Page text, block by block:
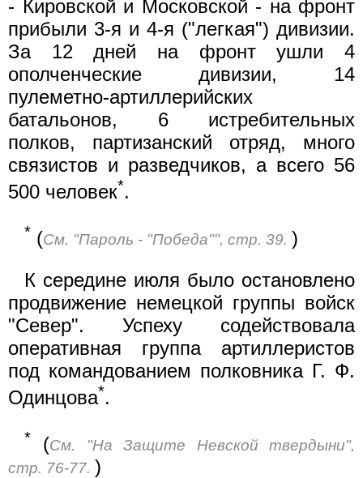
- Кировской и Московской - на фронт
прибыли 3-я и 4-я ("легкая") дивизии.
За 12 дней на фронт ушли 4
ополченческие дивизии, 14
пулеметно-артиллерийских
батальонов, 6 истребительных
полков, партизанский отряд, много
связистов и разведчиков, а всего 56
500 человек*.
* (См. "Пароль - "Победа"", стр. 39. )
К середине июля было остановлено
продвижение немецкой группы войск
"Север". Успеху содействовала
оперативная группа артиллеристов
под командованием полковника Г. Ф.
Одинцова*.
* (См. "На Защите Невской твердыни",
стр. 76-77. )